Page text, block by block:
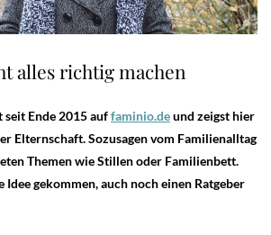
alles richtig machen
seit Ende 2015 auffaminio.deund zeigst hier
Elternschaft. Sozusagen vom Familienalltag
Themen wie Stillen oder Familienbett.
gekommen, auch noch einen Ratgeber